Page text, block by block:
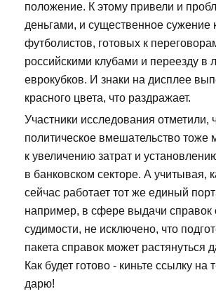
положение. К этому привели и
деньгами, и существенное сужение
футболистов, готовых к
российскими клубами и переезду в
еврокубков. И знаки на дисплее
красного цвета, что раздражает.
Участники исследования отметили,
политическое вмешательство тоже
к увеличению затрат и
в банковском секторе. А учитывая,
сейчас работает тот же единый
например, в сфере выдачи справок
судимости, не исключено, что
пакета справок может растянуться
Как будет готово - киньте ссылку на
дарю!